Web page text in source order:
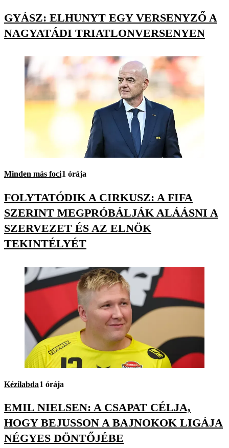
GYÁSZ: ELHUNYT EGY VERSENYZŐ A
NAGYATÁDI TRIATLONVERSENYEN
Minden más foci1 órája
FOLYTATÓDIK A CIRKUSZ: A FIFA
SZERINT MEGPRÓBÁLJÁK ALÁÁSNI A
SZERVEZET ÉS AZ ELNÖK
TEKINTÉLYÉT
Kézilabda1 órája
EMIL NIELSEN: A CSAPAT CÉLJA,
HOGY BEJUSSON A BAJNOKOK LIGÁJA
NÉGYES DÖNTŐJÉBE